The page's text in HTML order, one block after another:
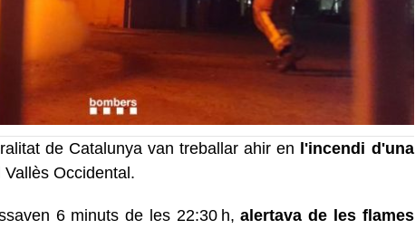
de Catalunya van treballar ahir en l'incendi d'una
Vallès Occidental.
6 minuts de les 22:30 h,alertava de les flames